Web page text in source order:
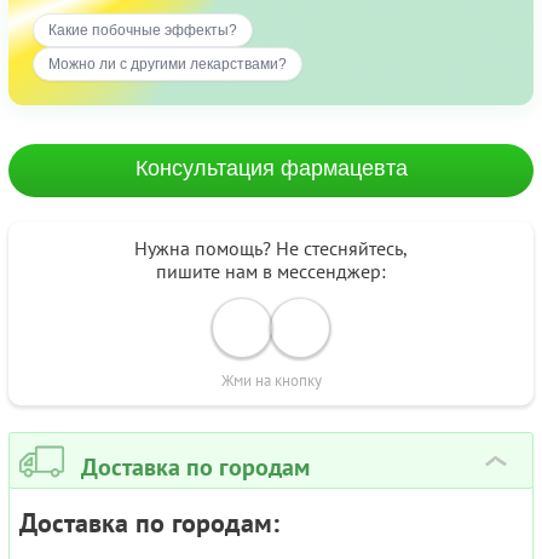
Какие побочные эффекты?
Можно ли с другими лекарствами?
Консультация фармацевта
Нужна помощь? Не стесняйтесь,
пишите нам в мессенджер:
Жми на кнопку
Доставка по городам ›
Доставка по городам: